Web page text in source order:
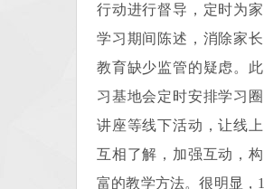
行动进行督导，定时为
学习期间陈述，消除家
教育缺少监管的疑虑。
习基地会定时安排学习
讲座等线下活动，让线
互相了解，加强互动，
富的教学方法。很明显，